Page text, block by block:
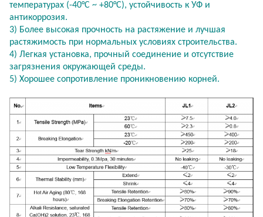
температурах (-40°C ~ +80°C), устойчивость к УФ и
антикоррозия.
3) Более высокая прочность на растяжение и лучшая
растяжимость при нормальных условиях строительства.
4) Легкая установка, прочный соединение и отсутствие
загрязнения окружающей среды.
5) Хорошее сопротивление проникновению корней.